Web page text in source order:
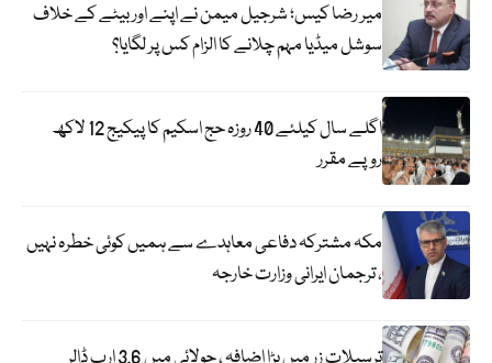
میر رضا کیس؛ شرجیل میمن نے اپنے اور بیٹے کے خلاف
سوشل میڈیا مہم چلانے کا الزام کس پر لگایا؟
اگلے سال کیلئے 40 روزہ حج اسکیم کا پیکیج 12 لاکھ
روپے مقرر
مکہ مشترکہ دفاعی معاہدے سے ہمیں کوئی خطرہ نہیں
، ترجمان ایرانی وزارت خارجہ